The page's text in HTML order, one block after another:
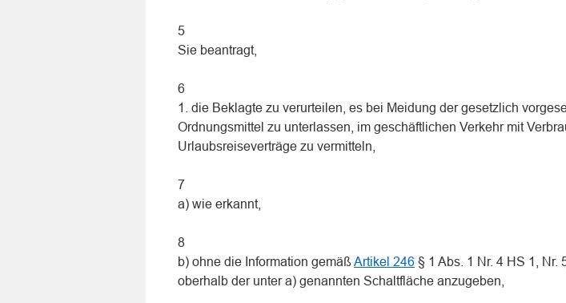
5
Sie beantragt,
6
1. die Beklagte zu verurteilen, es bei Meidung der gesetzlich
Ordnungsmittel zu unterlassen, im geschäftlichen Verkehr mit
Urlaubsreiseverträge zu vermitteln,
7
a) wie erkannt,
8
b) ohne die Information gemäßArtikel 246 § 1 Abs. 1 Nr. 4 HS 1, Nr.
oberhalb der unter a) genannten Schaltfläche anzugeben,